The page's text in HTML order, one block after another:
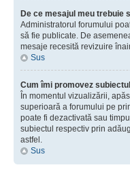
De ce mesajul meu trebuie
Administratorul forumului
să fie publicate. De
mesaje recesită revizuire
Sus
Cum îmi promovez
În momentul vizualizării,
superioară a forumului pe
poate fi dezactivată sau
subiectul respectiv prin
astfel.
Sus